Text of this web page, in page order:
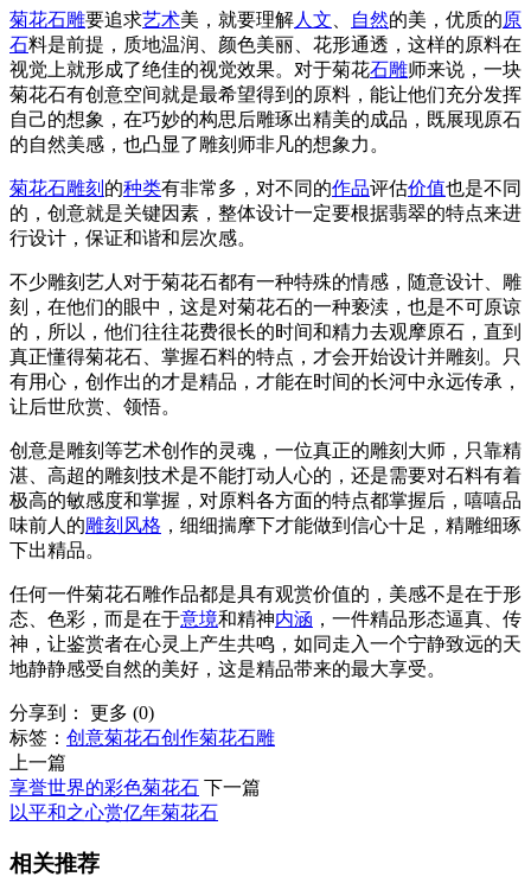
菊花石雕要追求艺术美，就要理解人文 自然的美，优质的原
石料是前提，质地温润、颜色美丽、花形通透，这样的原料在
视觉上就形成了绝佳的视觉效果。对于菊花石雕师来说，一块
菊花石有创意空间就是最希望得到的原料，能让他们充分发挥
自己的想象，在巧妙的构思后雕琢出精美的成品，既展现原石
的自然美感，也凸显了雕刻师非凡的想象力。
菊花石雕刻 的种类有非常多，对不同的作品评估价值也是不同
的，创意就是关键因素，整体设计一定要根据翡翠的特点来进
行设计，保证和谐和层次感。
不少雕刻艺人对于菊花石都有一种特殊的情感，随意设计、雕
刻，在他们的眼中，这是对菊花石的一种亵渎，也是不可原谅
的，所以，他们往往花费很长的时间和精力去观摩原石，直到
真正懂得菊花石、掌握石料的特点，才会开始设计并雕刻。只
有用心，创作出的才是精品，才能在时间的长河中永远传承，
让后世欣赏、领悟。
创意是雕刻等艺术创作的灵魂，一位真正的雕刻大师，只靠精
湛、高超的雕刻技术是不能打动人心的，还是需要对石料有着
极高的敏感度和掌握，对原料各方面的特点都掌握后，嘻嘻品
味前人的雕刻风格 ，细细揣摩下才能做到信心十足，精雕细琢
下出精品。
任何一件菊花石雕作品都是具有观赏价值的，美感不是在于形
态、色彩，而是在于意境和精神内涵 ，一件精品形态逼真、传
神，让鉴赏者在心灵上产生共鸣，如同走入一个宁静致远的天
地静静感受自然的美好，这是精品带来的最大享受。
分享到： 更多 (0)
标签： 创意菊花石创作菊花石雕
上一篇
享誉世界的彩色菊花石 下一篇
以平和之心赏亿年菊花石
相关推荐